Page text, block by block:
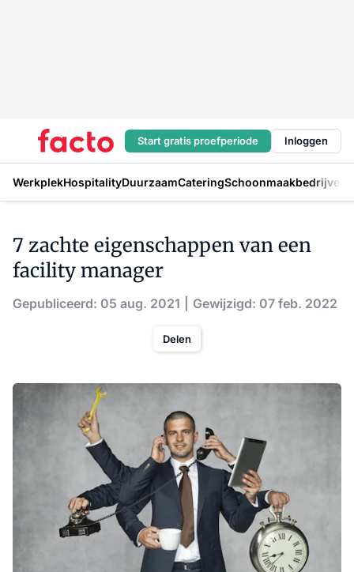
Start gratis proefperiode Inloggen
WerkplekHospitalityDuurzaamCateringSchoonmaakbedrijven
7 zachte eigenschappen van een
facility manager
Gepubliceerd: 05 aug. 2021 Gewijzigd: 07 feb. 2022
Delen